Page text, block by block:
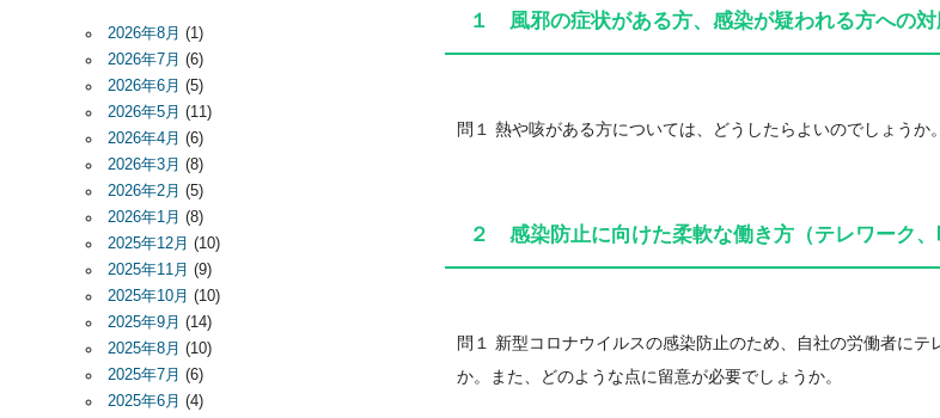
１ 風邪の症状がある方、感染が疑われる方への対
問１ 熱や咳がある方については、どうしたらよいのでしょうか。
２ 感染防止に向けた柔軟な働き方（テレワーク、
問１ 新型コロナウイルスの感染防止のため、自社の労働者に
か。また、どのような点に留意が必要でしょうか。
2026年8月 (1)
2026年7月 (6)
2026年6月 (5)
2026年5月 (11)
2026年4月 (6)
2026年3月 (8)
2026年2月 (5)
2026年1月 (8)
2025年12月 (10)
2025年11月 (9)
2025年10月 (10)
2025年9月 (14)
2025年8月 (10)
2025年7月 (6)
2025年6月 (4)